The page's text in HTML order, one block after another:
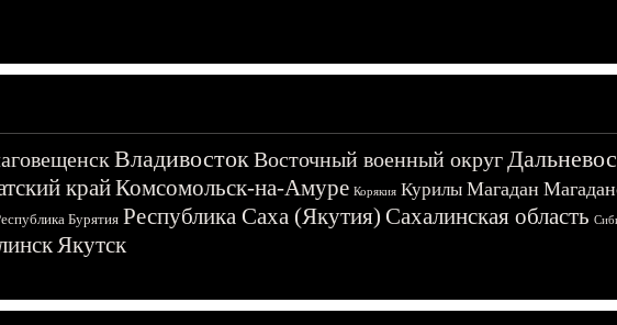
ВладивостокВосточный военный округ
крайКомсомольск-на-Амуре Корякия Курилы Магадан
Бурятия Республика Саха (Якутия) Сахалинская область
Якутск